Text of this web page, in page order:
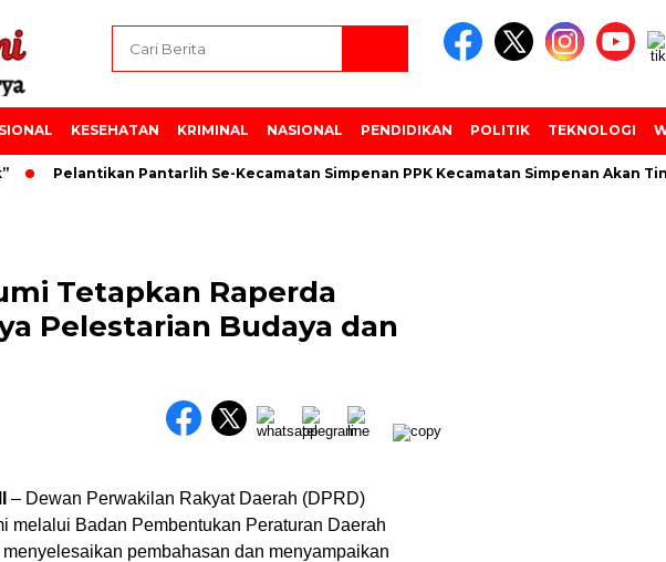
KESEHATAN KRIMINAL NASIONAL PENDIDIKAN POLITIK TEKNOLOGI
Pelantikan Pantarlih Se-Kecamatan Simpenan PPK Kecamatan Simpenan Akan
Tetapkan Raperda
Pelestarian Budaya dan
– Dewan Perwakilan Rakyat Daerah (DPRD)
melalui Badan Pembentukan Peraturan Daerah
pembahasan dan menyampaikan